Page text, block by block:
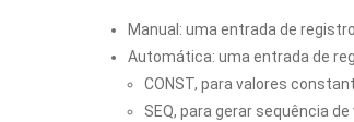
Manual: uma entrada de
Automática: uma entrada de
CONST, para valores
SEQ, para gerar sequência